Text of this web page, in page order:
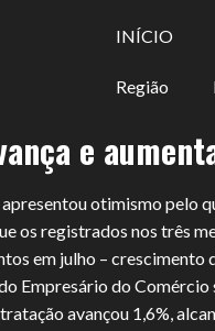
INÍCIO
Região
e
otimismo pelo
os registrados nos três
em julho – crescimento
Empresário do
avançou 1,6%,